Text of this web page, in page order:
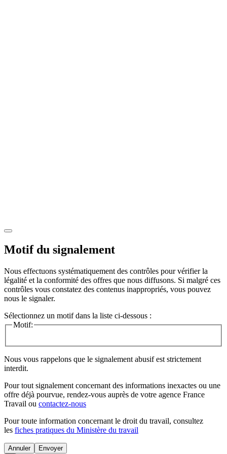
Motif du signalement
Nous effectuons systématiquement des contrôles pour vérifier la
légalité et la conformité des offres que nous diffusons. Si malgré ces
contrôles vous constatez des contenus inappropriés, vous pouvez
nous le signaler.
Sélectionnez un motif dans la liste ci-dessous :
Motif:
Nous vous rappelons que le signalement abusif est strictement
interdit.
Pour tout signalement concernant des informations inexactes ou une
offre déjà pourvue, rendez-vous auprès de votre agence France
Travail ou contactez-nous
Pour toute information concernant le droit du travail, consultez
les fiches pratiques du Ministère du travail
Annuler